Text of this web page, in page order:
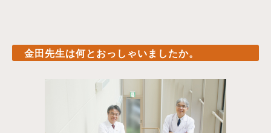
金田先生は何とおっしゃいましたか。